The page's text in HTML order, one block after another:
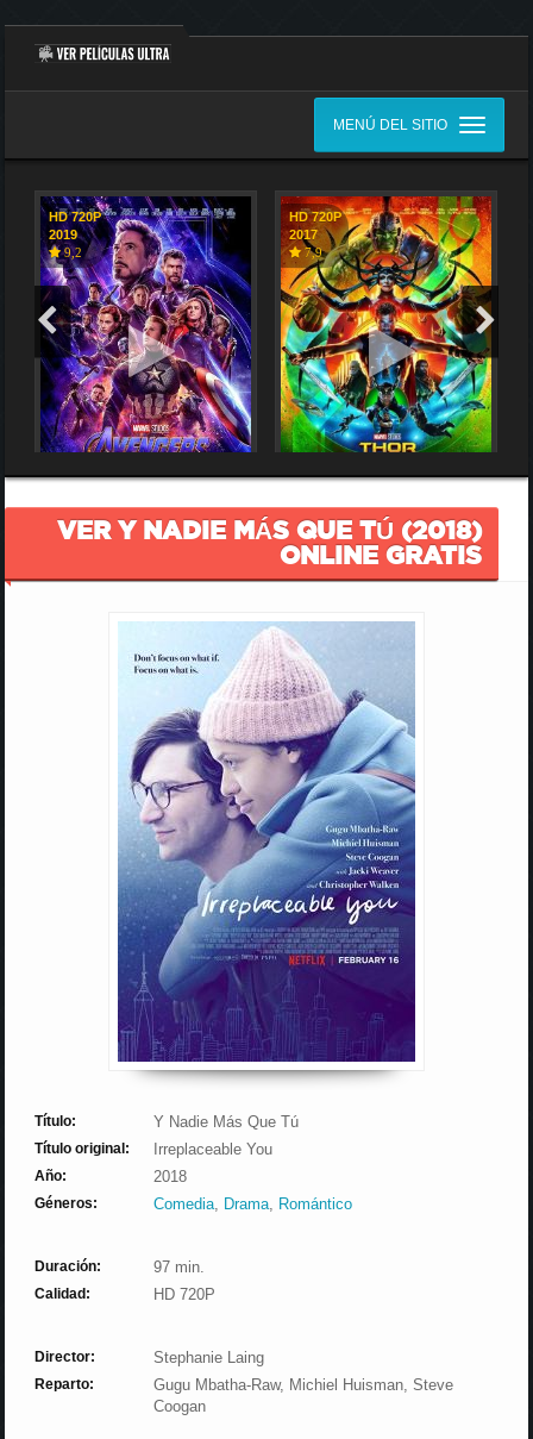
MENÚ DEL SITIO
HD 720P
2019
9,2
HD 720P
2017
7,9
VER Y NADIE MÁS QUE TÚ (2018)
ONLINE GRATIS
Título: Y Nadie Más Que Tú
Título original: Irreplaceable You
Año: 2018
Géneros: Comedia, Drama, Romántico
Duración: 97 min.
Calidad: HD 720P
Director: Stephanie Laing
Reparto:
Gugu Mbatha-Raw, Michiel Huisman, Steve
Coogan